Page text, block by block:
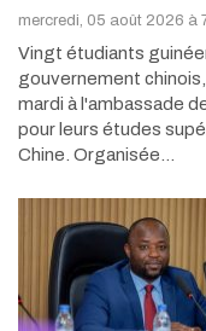
mercredi, 05 août 2026 à
Vingt étudiants
gouvernement
mardi à l'ambassade
pour leurs études
Chine. Organisée…